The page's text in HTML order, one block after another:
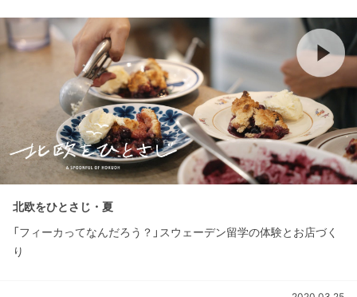
北欧をひとさじ・夏
「フィーカってなんだろう？」スウェーデン留学の体験とお店づく
り